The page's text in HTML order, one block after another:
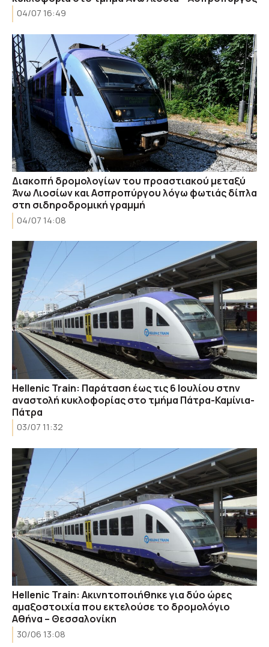
04/07 16:49
Διακοπή δρομολογίων του προαστιακού μεταξύ
Άνω Λιοσίων και Ασπροπύργου λόγω φωτιάς δίπλα
στη σιδηροδρομική γραμμή
04/07 14:08
Hellenic Train: Παράταση έως τις 6 Ιουλίου στην
αναστολή κυκλοφορίας στο τμήμα Πάτρα-Καμίνια-
Πάτρα
03/07 11:32
Hellenic Train: Ακινητοποιήθηκε για δύο ώρες
αμαξοστοιχία που εκτελούσε το δρομολόγιο
Αθήνα – Θεσσαλονίκη
30/06 13:08